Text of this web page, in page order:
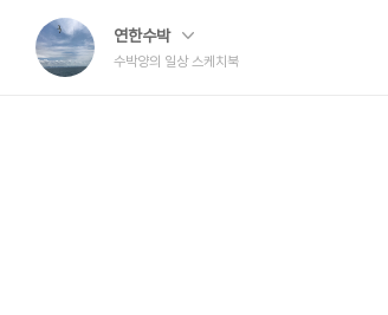
연한수박
수박양의 일상 스케치북